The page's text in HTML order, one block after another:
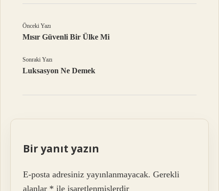
Önceki Yazı
Mısır Güvenli Bir Ülke Mi
Sonraki Yazı
Luksasyon Ne Demek
Bir yanıt yazın
E-posta adresiniz yayınlanmayacak. Gerekli
alanlar * ile işaretlenmişlerdir